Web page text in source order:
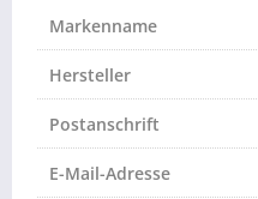
Markenname
Hersteller
Postanschrift
E-Mail-Adresse